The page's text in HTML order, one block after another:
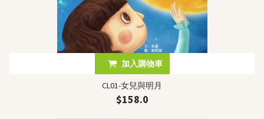
創夢啟航
PAMA(爸媽)攻略
其他精品
"Brave Out, Thumbelina!"精品
小王子精品系列
加入購物車
CL01-女兒與明月
$158.0